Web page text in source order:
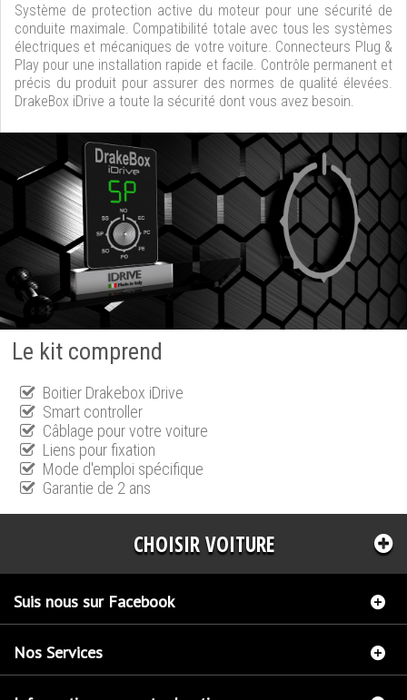
Système de protection active du moteur pour une sécurité de
conduite maximale. Compatibilité totale avec tous les systèmes
électriques et mécaniques de votre voiture. Connecteurs Plug &
Play pour une installation rapide et facile. Contrôle permanent et
précis du produit pour assurer des normes de qualité élevées.
DrakeBox iDrive a toute la sécurité dont vous avez besoin.
Le kit comprend
Boitier Drakebox iDrive
Smart controller
Câblage pour votre voiture
Liens pour fixation
Mode d'emploi spécifique
Garantie de 2 ans
CHOISIR VOITURE
Suis nous sur Facebook
Nos Services